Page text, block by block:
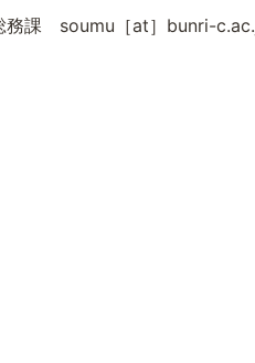
課 soumu［at］bunri-